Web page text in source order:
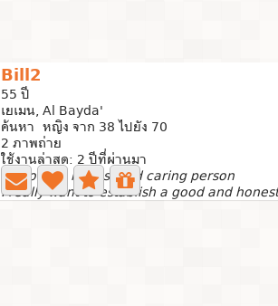
Bill2
55 ปี
เยเมน, Al Bayda'
ค้นหา หญิง จาก 38 ไปยัง 70
2 ภาพถ่าย
ใช้งานล่าสุด: 2 ปีที่ผ่านมา
I’m loving, honest and caring person